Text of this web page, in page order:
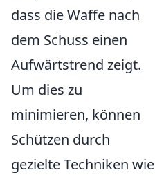
dass die Waffe nach
dem Schuss einen
Aufwärtstrend zeigt.
Um dies zu
minimieren, können
Schützen durch
gezielte Techniken wie